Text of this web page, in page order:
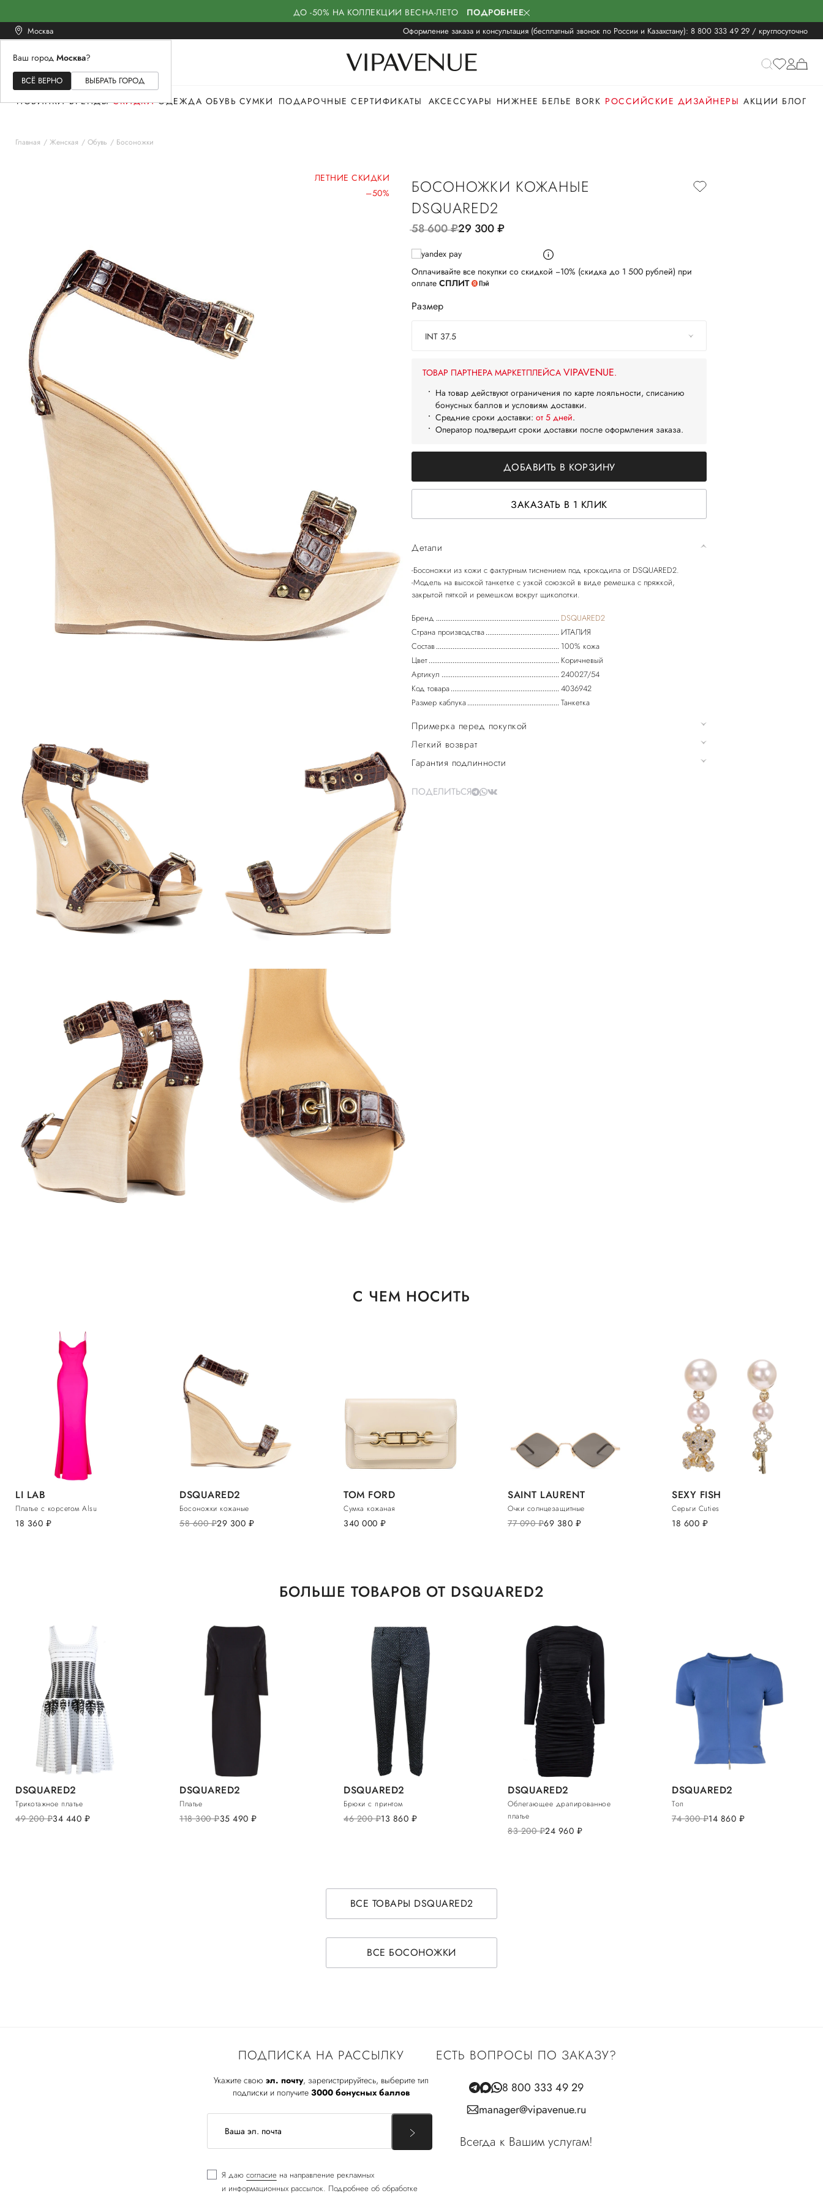
ДО -50% НА КОЛЛЕКЦИИ ВЕСНА-ЛЕТО ПОДРОБНЕЕ
Москва Оформление заказа и консультация (бесплатный звонок по России и Казахстану): 8 800 333 49 29 / круглосуточно
Ваш город Москва?
ВСЁ ВЕРНО ВЫБРАТЬ ГОРОД
ЖЕНСКОЕМУЖСКОЕ
НОВИНКИ БРЕНДЫ СКИДКИ ОДЕЖДА ОБУВЬ СУМКИ ПОДАРОЧНЫЕ СЕРТИФИКАТЫ АКСЕССУАРЫ НИЖНЕЕ БЕЛЬЕ BORK РОССИЙСКИЕ ДИЗАЙНЕРЫ АКЦИИ БЛОГ
Главная Женская Обувь Босоножки
ЛЕТНИЕ СКИДКИ
–50%
БОСОНОЖКИ КОЖАНЫЕ
DSQUARED2
58 600руб.29 300руб.
Оплачивайте все покупки со скидкой −10% (скидка до 1 500 рублей) при
оплате СПЛИТ
Размер
INT 37.5
ТОВАР ПАРТНЕРА МАРКЕТПЛЕЙСА VIPAVENUE.
На товар действуют ограничения по карте лояльности, списанию
бонусных баллов и условиям доставки.
Средние сроки доставки: от 5 дней.
Оператор подтвердит сроки доставки после оформления заказа.
ДОБАВИТЬ В КОРЗИНУ
ЗАКАЗАТЬ В 1 КЛИК
Детали
-Босоножки из кожи с фактурным тиснением под крокодила от DSQUARED2.
-Модель на высокой танкетке с узкой союзкой в виде ремешка с пряжкой,
закрытой пяткой и ремешком вокруг щиколотки.
Бренд
DSQUARED2
Страна производства
ИТАЛИЯ
Состав
100% кожа
Цвет
Коричневый
Артикул
240027/54
Код товара
4036942
Размер каблука
Танкетка
Примерка перед покупкой
Легкий возврат
Гарантия подлинности
ПОДЕЛИТЬСЯ
С ЧЕМ НОСИТЬ
LI LAB
Платье с корсетом Alsu
18 360 руб.
DSQUARED2
Босоножки кожаные
58 600руб.29 300 руб.
TOM FORD
Сумка кожаная
340 000 руб.
SAINT LAURENT
Очки солнцезащитные
77 090руб.69 380 руб.
SEXY FISH
Серьги Cuties
18 600 руб.
БОЛЬШЕ ТОВАРОВ ОТ DSQUARED2
DSQUARED2
Трикотажное платье
49 200руб.34 440 руб.
DSQUARED2
Платье
118 300руб.35 490 руб.
DSQUARED2
Брюки с принтом
46 200руб.13 860 руб.
DSQUARED2
Облегающее драпированное
платье
83 200руб.24 960 руб.
DSQUARED2
Топ
74 300руб.14 860 руб.
ВСЕ ТОВАРЫ DSQUARED2
ВСЕ БОСОНОЖКИ
ПОДПИСКА НА РАССЫЛКУ
Укажите свою эл. почту, зарегистрируйтесь, выберите тип
подписки и получите 3000 бонусных баллов
Я даю согласие на направление рекламных
и информационных рассылок. Подробнее об обработке
ЕСТЬ ВОПРОСЫ ПО ЗАКАЗУ?
8 800 333 49 29
manager@vipavenue.ru
Всегда к Вашим услугам!